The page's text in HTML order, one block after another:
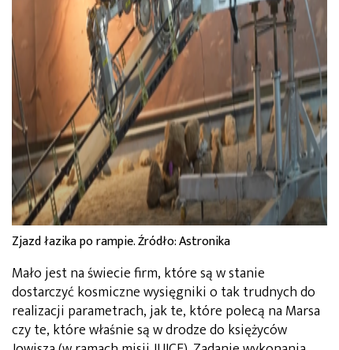
Zjazd łazika po rampie. Źródło: Astronika
Mało jest na świecie firm, które są w stanie
dostarczyć kosmiczne wysięgniki o tak trudnych do
realizacji parametrach, jak te, które polecą na Marsa
czy te, które właśnie są w drodze do księżyców